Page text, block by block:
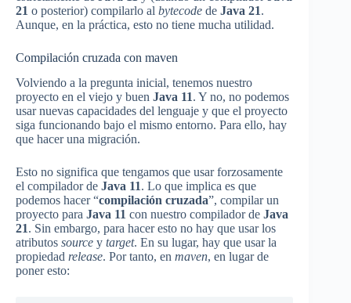
21 o posterior) compilarlo al bytecode de Java 21.
Aunque, en la práctica, esto no tiene mucha utilidad.
Compilación cruzada con maven
Volviendo a la pregunta inicial, tenemos nuestro
proyecto en el viejo y buen Java 11. Y no, no podemos
usar nuevas capacidades del lenguaje y que el proyecto
siga funcionando bajo el mismo entorno. Para ello, hay
que hacer una migración.
Esto no significa que tengamos que usar forzosamente
el compilador de Java 11. Lo que implica es que
podemos hacer “compilación cruzada”, compilar un
proyecto para Java 11 con nuestro compilador de Java
21. Sin embargo, para hacer esto no hay que usar los
atributos source y target. En su lugar, hay que usar la
propiedad release. Por tanto, en maven, en lugar de
poner esto: